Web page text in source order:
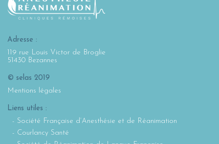
Adresse :
119 rue Louis Victor de Broglie
51430 Bezannes
© selas 2019
Mentions légales
Liens utiles :
Société Française d’Anesthésie et de Réanimation
Courlancy Santé